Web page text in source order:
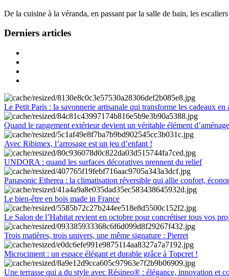
De la cuisine à la véranda, en passant par la salle de bain, les
Derniers articles
Le Petit Paris : la savonnerie artisanale qui transforme les cadeaux en
Quand le rangement extérieur devient un véritable élément
Avec Ribimex, l’arrosage est un jeu d’enfant !
UNDORA : quand les surfaces décoratives prennent du relief
Panasonic Etherea : la climatisation réversible qui allie confort,
Le bien-être en bois made in France
Le Salon de l’Habitat revient en octobre pour concrétiser tous vos
Trois matières, trois univers, une même signature : Pierret
Microciment : un espace élégant et durable grâce à Topcret !
Une terrasse qui a du style avec Résineo® : élégance, innovation et